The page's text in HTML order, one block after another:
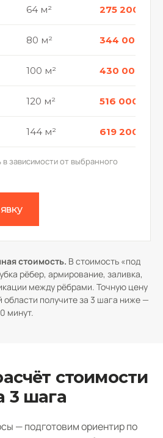
64 м² 275 200 р.
80 м² 344 000 р.
100 м² 430 000 р.
120 м² 516 000 р.
144 м² 619 200 р.
зависимости от выбранного
стоимость. В стоимость «под
рёбер, армирование, заливка,
между рёбрами. Точную цену
получите за 3 шага ниже —
минут.
стоимости
3 шага
— подготовим ориентир по